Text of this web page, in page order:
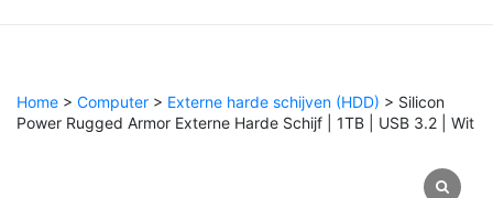
Home > Computer > Externe harde schijven (HDD) > Silicon
Power Rugged Armor Externe Harde Schijf | 1TB | USB 3.2 | Wit